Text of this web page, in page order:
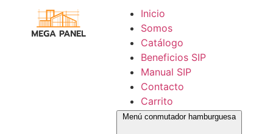
Inicio
Somos
Catálogo
Beneficios SIP
Manual SIP
Contacto
Carrito
Menú conmutador hamburguesa